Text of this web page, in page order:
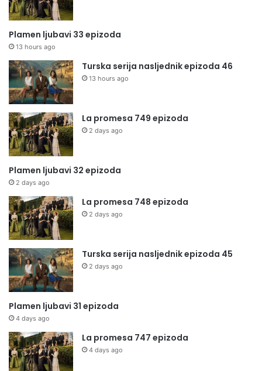
Plamen ljubavi 33 epizoda
13 hours ago
Turska serija nasljednik epizoda 46
13 hours ago
La promesa 749 epizoda
2 days ago
Plamen ljubavi 32 epizoda
2 days ago
La promesa 748 epizoda
2 days ago
Turska serija nasljednik epizoda 45
2 days ago
Plamen ljubavi 31 epizoda
4 days ago
La promesa 747 epizoda
4 days ago